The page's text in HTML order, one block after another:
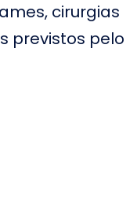
cirurgias
previstos pelo